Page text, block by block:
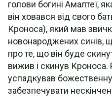
голови богині Амалтеї,
він ховався від свого
Кроноса), який мав
новонароджених синів,
про те, що він буде
вижив і скинув Кроноса.
успадкував божественну
забезпечувати